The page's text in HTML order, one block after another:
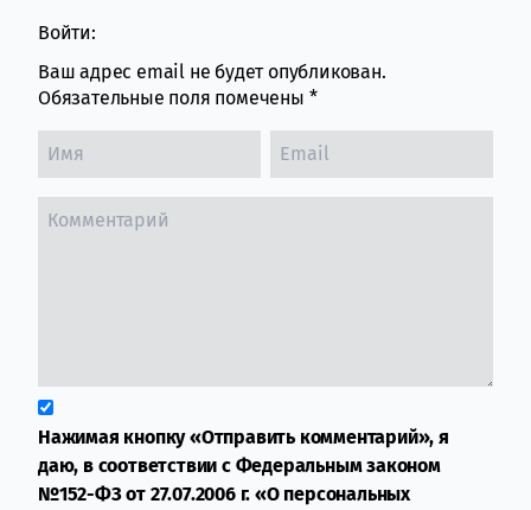
Войти:
Ваш адрес email не будет опубликован.
Обязательные поля помечены *
Нажимая кнопку «Отправить комментарий», я
даю, в соответствии с Федеральным законом
№152-ФЗ от 27.07.2006 г. «О персональных